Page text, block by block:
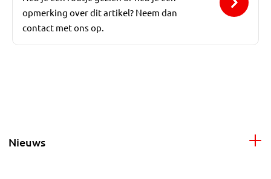
opmerking over dit artikel? Neem dan
contact met ons op.
Nieuws